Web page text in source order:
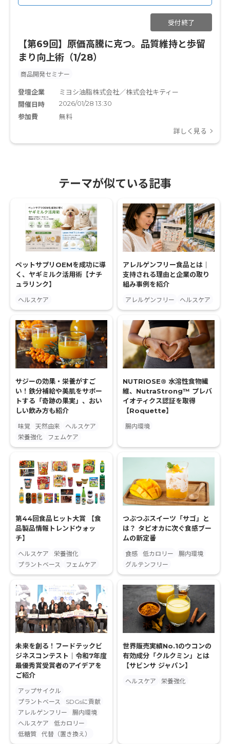
受付終了
【第69回】原価高騰に克つ。品質維持と歩留
まり向上術（1/28）
商品開発セミナー
登壇企業
ミヨシ油脂株式会社／株式会社キティー
開催日時
2026/01/28 13:30
参加費
無料
詳しく見る
テーマが似ている記事
ペットサプリOEMを成功に導
く、ヤギミルク活用術【ナチ
ュラリンク】
ヘルスケア
アレルゲンフリー食品とは｜
支持される理由と企業の取り
組み事例を紹介
アレルゲンフリー ヘルスケア
サジーの効果・栄養がすご
い！鉄分補給や美肌をサポー
トする「奇跡の果実」、おい
しい飲み方も紹介
味覚 天然由来
ヘルスケア
栄養強化
フェムケア
NUTRIOSE® 水溶性食物繊
維、NutraStrong™ プレバ
イオティクス認証を取得
【Roquette】
腸内環境
第44回食品ヒット大賞 【食
品製品情報トレンドウォッ
チ】
ヘルスケア
栄養強化
プラントベース
フェムケア
つぶつぶスイーツ「サゴ」と
は？ タピオカに次ぐ食感ブー
ムの新定番
食感 低カロリー
腸内環境
グルテンフリー
未来を創る！フードテックビ
ジネスコンテスト｜令和7年度
最優秀賞受賞者のアイデアを
ご紹介
アップサイクル
プラントベース
SDGsに貢献
アレルゲンフリー
腸内環境
ヘルスケア
低カロリー
低糖質
代替（置き換え）
世界販売実績No.1のウコンの
有効成分「クルクミン」とは
【サビンサ ジャパン】
ヘルスケア 栄養強化